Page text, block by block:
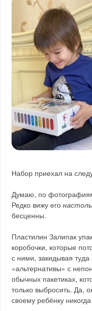
Набор приехал на
Думаю, по
Редко вижу его
бесценны.
Пластилин Залипак
коробочки, которые
с ними, закидывая
«альтернативы» с
обычных пакетиках,
только выбросить. Да,
своему ребёнку